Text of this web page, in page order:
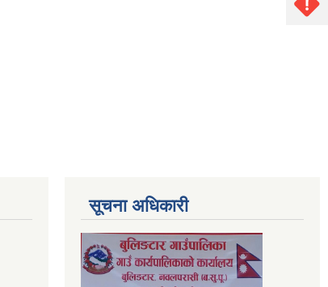
सूचना अधिकारी